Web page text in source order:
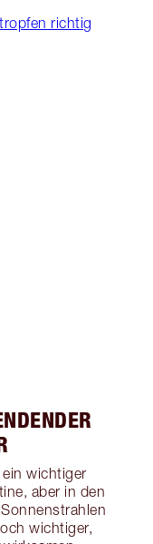
richtig
wichtiger
aber in den
wichtiger,